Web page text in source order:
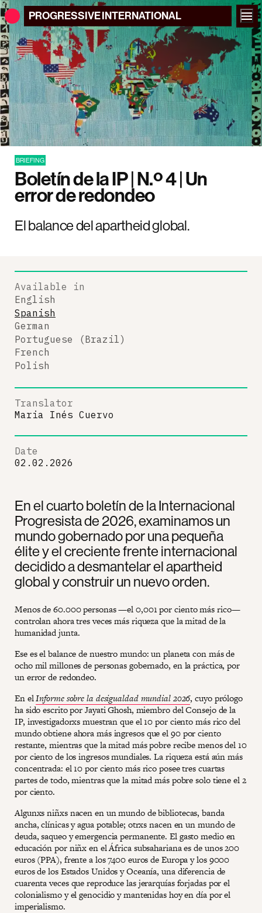
PROGRESSIVEINTERNATIONAL
BRIEFING
Boletín de la IP | N.º 4 | Un
error de redondeo
El balance del apartheid global.
En el cuarto boletín de la Internacional
Progresista de 2026, examinamos un
mundo gobernado por una pequeña
élite y el creciente frente internacional
decidido a desmantelar el apartheid
global y construir un nuevo orden.
Menos de 60.000 personas —el 0,001 por ciento más rico—
controlan ahora tres veces más riqueza que la mitad de la
humanidad junta.
Ese es el balance de nuestro mundo: un planeta con más de
ocho mil millones de personas gobernado, en la práctica, por
un error de redondeo.
En elInforme sobre la desigualdad mundial 2026, cuyo prólogo
ha sido escrito por Jayati Ghosh, miembro del Consejo de la
IP, investigadorxs muestran que el 10 por ciento más rico del
mundo obtiene ahora más ingresos que el 90 por ciento
restante, mientras que la mitad más pobre recibe menos del 10
por ciento de los ingresos mundiales. La riqueza está aún más
concentrada: el 10 por ciento más rico posee tres cuartas
partes de todo, mientras que la mitad más pobre solo tiene el 2
por ciento.
Algunxs niñxs nacen en un mundo de bibliotecas, banda
ancha, clínicas y agua potable; otrxs nacen en un mundo de
deuda, saqueo y emergencia permanente. El gasto medio en
educación por niñx en el África subsahariana es de unos 200
euros (PPA), frente a los 7400 euros de Europa y los 9000
euros de los Estados Unidos y Oceanía, una diferencia de
cuarenta veces que reproduce las jerarquías forjadas por el
colonialismo y el genocidio y mantenidas hoy en día por el
imperialismo.
Available in
English
Spanish
German
Portuguese (Brazil)
French
Polish
Translator
Maria Inés Cuervo
Date
02.02.2026